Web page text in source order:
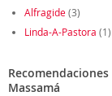
Alfragide(3)
Linda-A-Pastora (1)
Massamá